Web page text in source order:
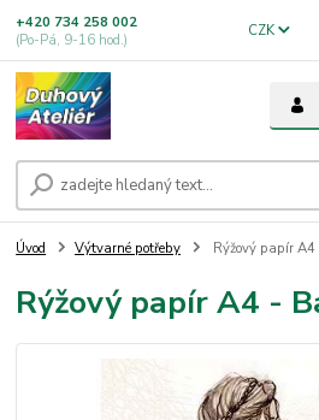
CZK
+420 734 258 002
(Po-Pá, 9-16 hod.)
Úvod Výtvarné potřeby Rýžový papír
Rýžový papír A4 -